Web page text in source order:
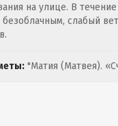
на улице. В течение
безоблачным, слабый
"Матия (Матвея).